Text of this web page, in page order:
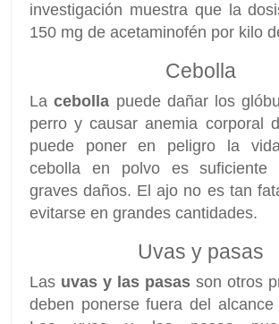
investigación muestra que la
150 mg de acetaminofén por kilo
Cebolla
Lacebolla puede dañar los
perro y causar anemia corporal
puede poner en peligro la
cebolla en polvo es suficiente
graves daños. El ajo no es tan
evitarse en grandes cantidades.
Uvas y pasas
Las uvas y las pasas son otros
deben ponerse fuera del